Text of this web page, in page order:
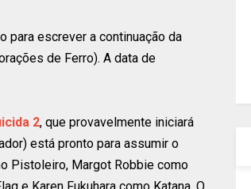
para escrever a continuação da
de Ferro). A data de
2, que provavelmente iniciará
está pronto para assumir o
Pistoleiro, Margot Robbie como